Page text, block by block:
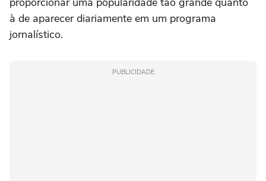
à de aparecer diariamente em um programa
jornalístico.
PUBLICIDADE